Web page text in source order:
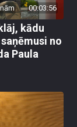
00:03:56
kādu
no
Paula